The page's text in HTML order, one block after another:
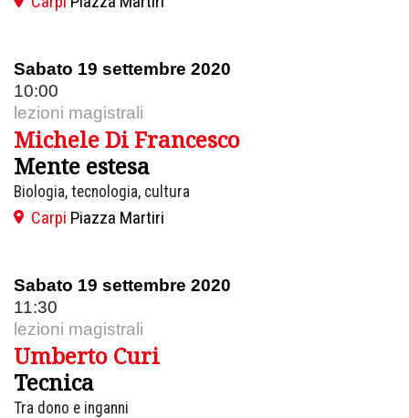
Sabato 19 settembre 2020
10:00
lezioni magistrali
Michele Di Francesco
Mente estesa
Biologia, tecnologia, cultura
Carpi Piazza Martiri
Sabato 19 settembre 2020
11:30
lezioni magistrali
Umberto Curi
Tecnica
Tra dono e inganni